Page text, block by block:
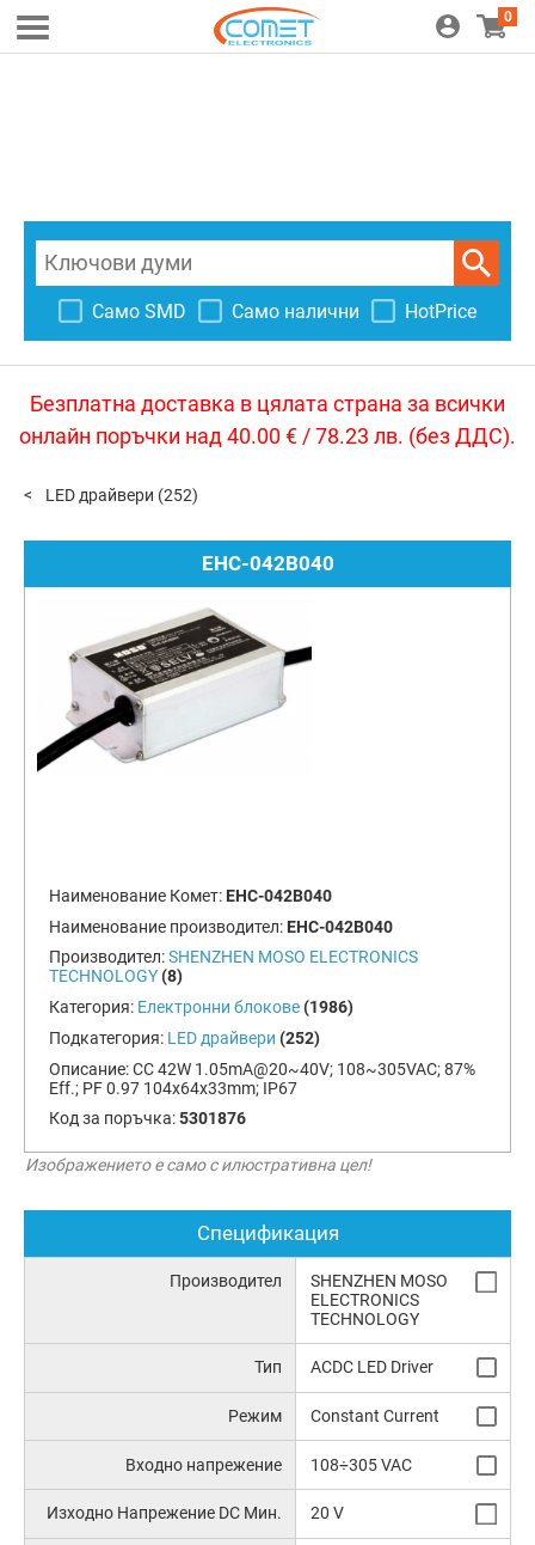
0
Само SMD Само налични HotPrice
Безплатна доставка в цялата страна за всички
онлайн поръчки над 40.00 € / 78.23 лв. (без ДДС).
LED драйвери (252)
EHC-042B040
Наименование Комет: EHC-042B040
Наименование производител: EHC-042B040
Производител:SHENZHEN MOSO ELECTRONICS
TECHNOLOGY (8)
Категория: Електронни блокове (1986)
Подкатегория: LED драйвери (252)
Описание:CC 42W 1.05mA@20~40V; 108~305VAC; 87%
Eff.; PF 0.97 104x64x33mm; IP67
Код за поръчка:5301876
Изображението е само с илюстративна цел!
Спецификация
Производител
SHENZHEN MOSO
ELECTRONICS
TECHNOLOGY
Тип ACDC LED Driver
Режим Constant Current
Входно напрежение 108÷305 VAC
Изходно Напрежение DC Мин. 20 V